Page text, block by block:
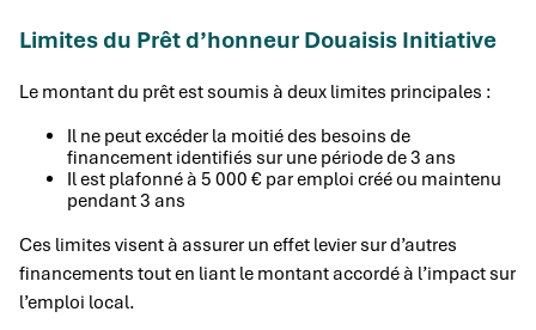
Limites du Prêt d’honneur Douaisis Initiative
Le montant du prêt est soumis à deux limites principales :
Il ne peut excéder la moitié des besoins de
financement identifiés sur une période de 3 ans
Il est plafonné à 5 000 € par emploi créé ou maintenu
pendant 3 ans
Ces limites visent à assurer un effet levier sur d’autres
financements tout en liant le montant accordé à l’impact sur
l’emploi local.